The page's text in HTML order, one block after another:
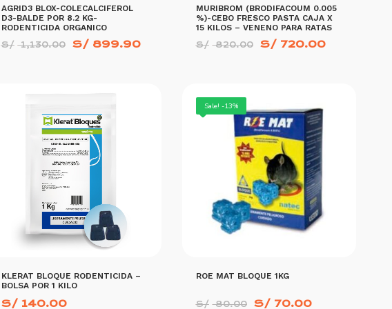
AGRID3 BLOX-COLECALCIFEROL
D3-BALDE POR 8.2 KG-
RODENTICIDA ORGANICO
S/ 1,130.00 El
precio
S/899.90El
MURIBROM (BRODIFACOUM 0.005
%)-CEBO FRESCO PASTA CAJA X
15 KILOS – VENENO PARA RATAS
S/ 820.00 El
precio
S/720.00El
AÑADIR AL CARRITO MORE INFO
KLERAT BLOQUE RODENTICIDA –
BOLSA POR 1 KILO
S/140.00
Sale! -13%
ROE MAT BLOQUE 1KG
S/ 80.00 El
S/70.00El